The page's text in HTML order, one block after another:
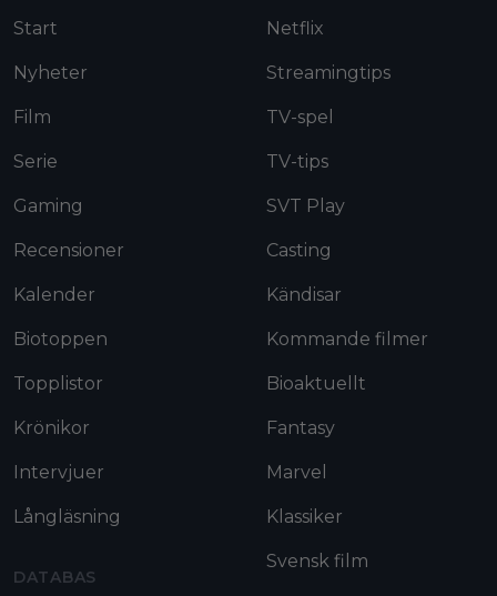
Start
Nyheter
Film
Serie
Gaming
Recensioner
Kalender
Biotoppen
Topplistor
Krönikor
Intervjuer
Långläsning
DATABAS
Netflix
Streamingtips
TV-spel
TV-tips
SVT Play
Casting
Kändisar
Kommande filmer
Bioaktuellt
Fantasy
Marvel
Klassiker
Svensk film